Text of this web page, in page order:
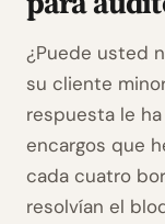
¿Puede usted
su cliente
respuesta le
encargos que
cada cuatro
resolvían el